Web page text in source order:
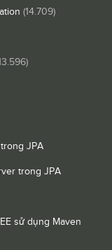
(14.709)
JPA
trong JPA
sử dụng Maven